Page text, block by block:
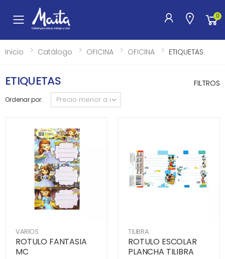
Toggle mobile menu 0
Inicio Catálogo OFICINA OFICINA ETIQUETAS
ETIQUETAS FILTROS
Ordenar por:
VARIOS
ROTULO FANTASIA
MC
TILIBRA
ROTULO ESCOLAR
PLANCHA TILIBRA